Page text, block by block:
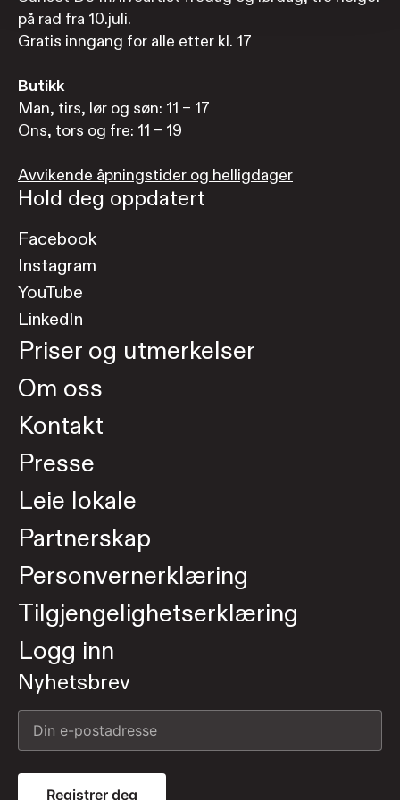
på rad fra 10.juli.
Gratis inngang for alle etter kl. 17
Butikk
Man, tirs, lør og søn: 11 – 17
Ons, tors og fre: 11 – 19
Avvikende åpningstider og helligdager
Hold deg oppdatert
Facebook
Instagram
YouTube
LinkedIn
Priser og utmerkelser
Om oss
Kontakt
Presse
Leie lokale
Partnerskap
Personvernerklæring
Tilgjengelighetserklæring
Logg inn
Nyhetsbrev
Registrer deg